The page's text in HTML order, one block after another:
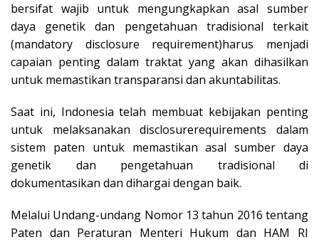
bersifat wajib untuk mengungkapkan asal sumber
daya genetik dan pengetahuan tradisional terkait
(mandatory disclosure requirement)harus menjadi
capaian penting dalam traktat yang akan dihasilkan
untuk memastikan transparansi dan akuntabilitas.
Saat ini, Indonesia telah membuat kebijakan penting
untuk melaksanakan disclosurerequirements dalam
sistem paten untuk memastikan asal sumber daya
genetik dan pengetahuan tradisional di
dokumentasikan dan dihargai dengan baik.
Melalui Undang-undang Nomor 13 tahun 2016 tentang
Paten dan Peraturan Menteri Hukum dan HAM RI